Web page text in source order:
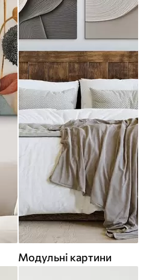
Модульні картини